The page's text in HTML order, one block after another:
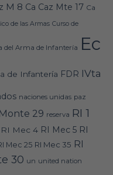
M 8 Ca Caz Mte 17 Ca
de las Armas Curso de
del Arma de Infantería Ec
de Infantería FDR IVta
naciones unidas paz
29 reserva RI 1
RI Mec 4 RI Mec 5 RI
Mec 25 RI Mec 35 RI
30 un united nation